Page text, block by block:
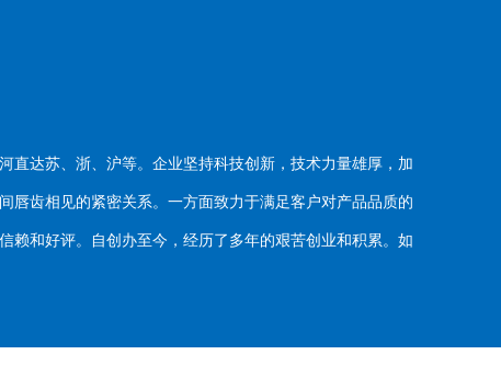
达苏、浙、沪等。企业坚持科技创新，技术力量雄厚，加
齿相见的紧密关系。一方面致力于满足客户对产品品质的
和好评。自创办至今，经历了多年的艰苦创业和积累。如